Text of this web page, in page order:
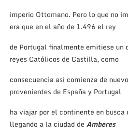
imperio Ottomano. Pero lo que no
era que en el año de 1.496 el rey
de Portugal finalmente emitiese un
reyes Católicos de Castilla, como
consecuencia así comienza de
provenientes de España y Portugal
ha viajar por el continente en busca
llegando a la ciudad de Amberes